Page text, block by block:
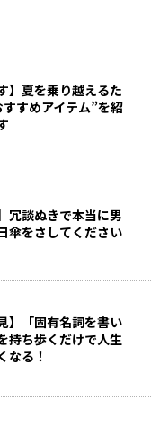
】夏を乗り越えるた
すすめアイテム”を紹
冗談ぬきで本当に男
傘をさしてください
】「固有名詞を書い
持ち歩くだけで人生
なる！